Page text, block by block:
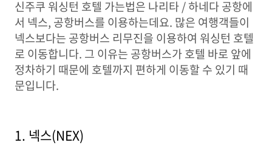
신주쿠 워싱턴 호텔 가는법은 나리타 / 하네다 공항에
서 넥스, 공항버스를 이용하는데요. 많은 여행객들이
넥스보다는 공항버스 리무진을 이용하여 워싱턴 호텔
로 이동합니다. 그 이유는 공항버스가 호텔 바로 앞에
정차하기 때문에 호텔까지 편하게 이동할 수 있기 때
문입니다.
1. 넥스(NEX)